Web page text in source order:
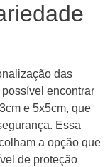
das
encontrar
e 5x5cm, que
Essa
a opção que
de proteção